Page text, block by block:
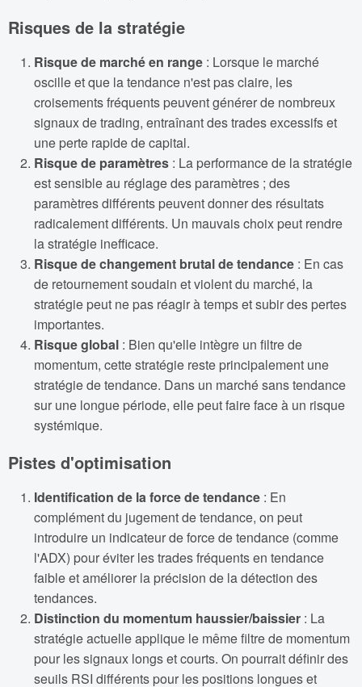
Risques de la stratégie
Risque de marché en range : Lorsque le marché
oscille et que la tendance n'est pas claire, les
croisements fréquents peuvent générer de nombreux
signaux de trading, entraînant des trades excessifs et
une perte rapide de capital.
Risque de paramètres : La performance de la stratégie
est sensible au réglage des paramètres ; des
paramètres différents peuvent donner des résultats
radicalement différents. Un mauvais choix peut rendre
la stratégie inefficace.
Risque de changement brutal de tendance : En cas
de retournement soudain et violent du marché, la
stratégie peut ne pas réagir à temps et subir des pertes
importantes.
Risque global : Bien qu'elle intègre un filtre de
momentum, cette stratégie reste principalement une
stratégie de tendance. Dans un marché sans tendance
sur une longue période, elle peut faire face à un risque
systémique.
Pistes d'optimisation
Identification de la force de tendance : En
complément du jugement de tendance, on peut
introduire un indicateur de force de tendance (comme
l'ADX) pour éviter les trades fréquents en tendance
faible et améliorer la précision de la détection des
tendances.
Distinction du momentum haussier/baissier : La
stratégie actuelle applique le même filtre de momentum
pour les signaux longs et courts. On pourrait définir des
seuils RSI différents pour les positions longues et